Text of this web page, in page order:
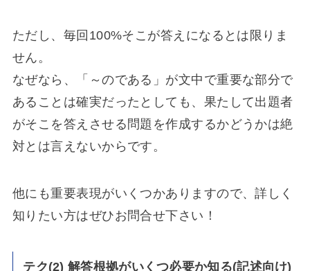
ただし、毎回100%そこが答えになるとは限りま
せん。
なぜなら、「～のである」が文中で重要な部分で
あることは確実だったとしても、果たして出題者
がそこを答えさせる問題を作成するかどうかは絶
対とは言えないからです。
他にも重要表現がいくつかありますので、詳しく
知りたい方はぜひお問合せ下さい！
テク(2) 解答根拠がいくつ必要か知る(記述向け)